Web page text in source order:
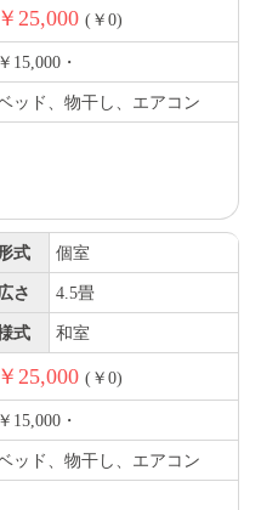
￥25,000 (￥0)
￥15,000・
ッド、物干し、エアコン
式 個室
さ 4.5畳
式 和室
￥25,000 (￥0)
￥15,000・
ッド、物干し、エアコン